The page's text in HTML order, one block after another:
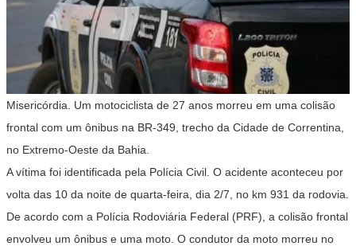
Misericórdia. Um motociclista de 27 anos morreu em uma colisão
frontal com um ônibus na BR-349, trecho da Cidade de Correntina,
no Extremo-Oeste da Bahia.
A vítima foi identificada pela Polícia Civil. O acidente aconteceu por
volta das 10 da noite de quarta-feira, dia 2/7, no km 931 da rodovia.
De acordo com a Polícia Rodoviária Federal (PRF), a colisão frontal
envolveu um ônibus e uma moto. O condutor da moto morreu no